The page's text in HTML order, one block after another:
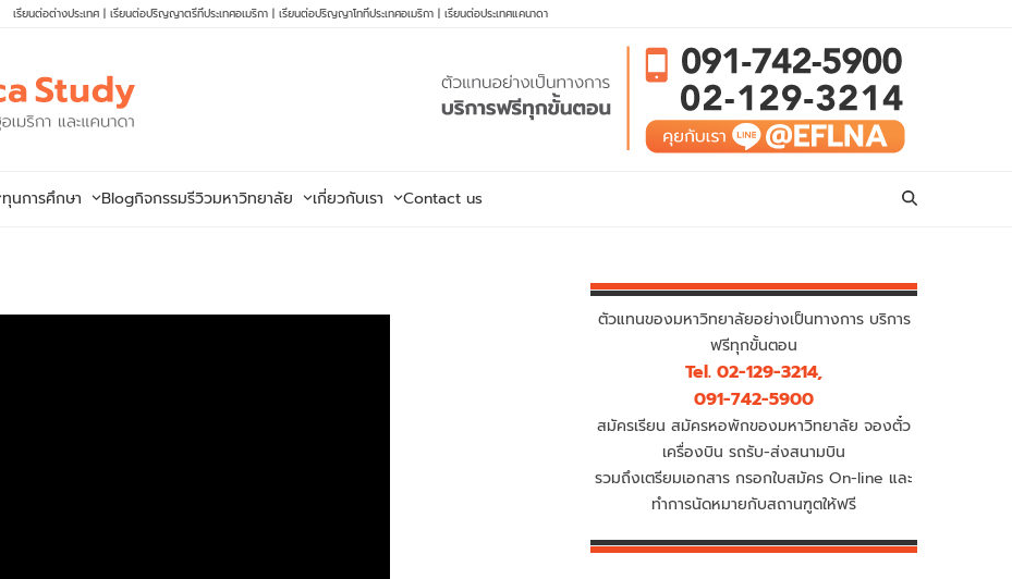
เรียนต่อต่างประเทศ| เรียนต่อปริญญาตรีที่ประเทศอเมริกา | เรียนต่อปริญญาโทที่ประเทศอเมริกา | เรียนต่อประเทศแคนาดา
ทุนการศึกษา Blogกิจกรรมรีวิวมหาวิทยาลัย เกี่ยวกับเรา Contact us
ตัวแทนของมหาวิทยาลัยอย่างเป็นทางการ บริการ
ฟรีทุกขั้นตอน
Tel. 02-129-3214,
091-742-5900
สมัครเรียน สมัครหอพักของมหาวิทยาลัย จองตั๋ว
เครื่องบิน รถรับ-ส่งสนามบิน
รวมถึงเตรียมเอกสาร กรอกใบสมัคร On-line และ
ทำการนัดหมายกับสถานฑูตให้ฟรี